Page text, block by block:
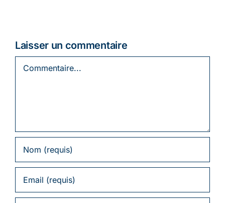
Laisser un commentaire